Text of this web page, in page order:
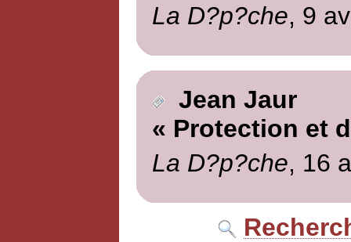
La D?p?che, 9
Jean Jaur
« Protection et
La D?p?che, 16